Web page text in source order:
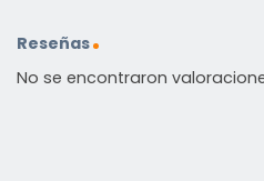
Reseñas
No se encontraron